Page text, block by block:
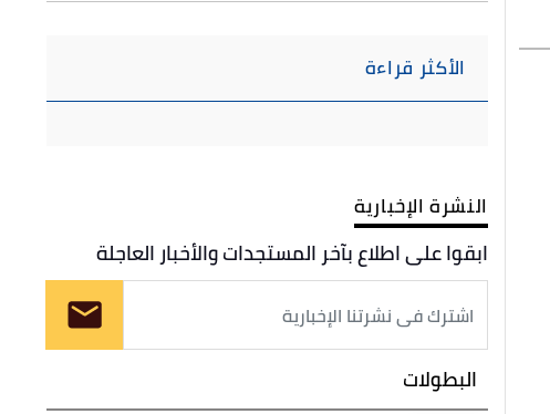
الأكثر قراءة
النشرة الإخبارية
ابقوا على اطلاع بآخر المستجدات والأخبار العاجلة
البطولات